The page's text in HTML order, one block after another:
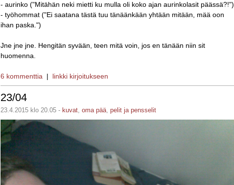
- aurinko ("Mitähän neki mietti ku mulla oli koko ajan aurinkolasit päässä?!")
- työhommat ("Ei saatana tästä tuu tänäänkään yhtään mitään, mää oon
ihan paska.")
Jne jne jne. Hengitän syvään, teen mitä voin, jos en tänään niin sit
huomenna.
6 kommenttia | linkki kirjoitukseen
23/04
23.4.2015 klo 20.05 - kuvat, oma pää, pelit ja pensselit